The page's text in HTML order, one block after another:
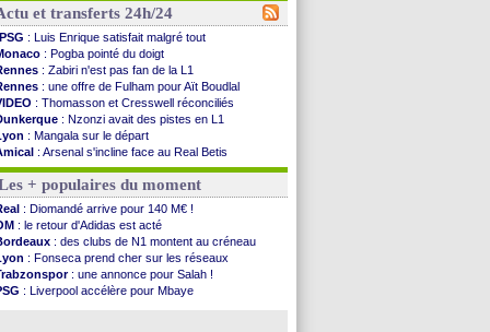
et transferts 24h/24
PSG : Luis Enrique satisfait malgré tout
: Pogba pointé du doigt
: Zabiri n'est pas fan de la L1
: une offre de Fulham pour Aït Boudlal
: Thomasson et Cresswell réconciliés
: Nzonzi avait des pistes en L1
: Mangala sur le départ
: Arsenal s'incline face au Real Betis
: lourde défaite pour le PSG
City: Maresca flou pour Reijnders
: Fenerbahçe prend une belle option
Diriyah: Mbemba arrive libre (officiel)
: le plan d'Alvarez à son retour
: premier succès pour Brest
: le joli but de Greenwood avec le Fener !
2030: une promesse d'Infantino au Maroc ...
: la compo pour le premier match amical
+ populaires du moment
: Diomandé arrive pour 140 M€ !
: le retour d'Adidas est acté
: des clubs de N1 montent au créneau
: Fonseca prend cher sur les réseaux
: une annonce pour Salah !
: Liverpool accélère pour Mbaye